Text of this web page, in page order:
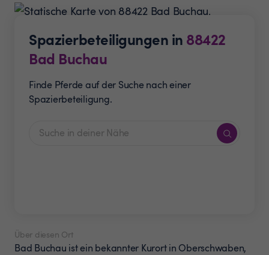
Spazierbeteiligungen in 88422
Bad Buchau
Finde Pferde auf der Suche nach einer
Spazierbeteiligung.
Über diesen Ort
Bad Buchau ist ein bekannter Kurort in Oberschwaben,